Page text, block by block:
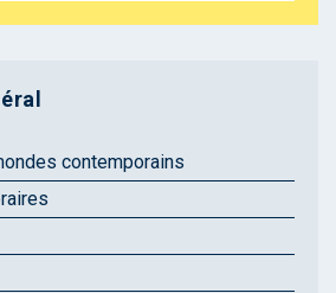
contemporains